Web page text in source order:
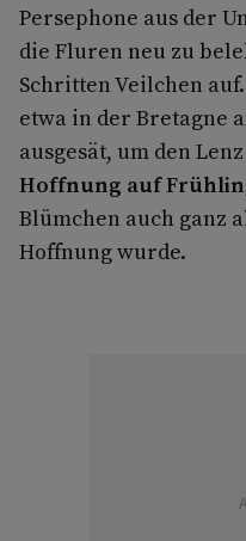
Persephone aus der
die Fluren neu zu
Schritten Veilchen
etwa in der Bretagne
ausgesät, um den
Hoffnung auf
Blümchen auch ganz
Hoffnung wurde.